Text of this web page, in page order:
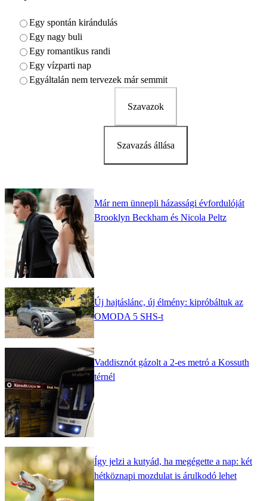
Egy spontán kirándulás
Egy nagy buli
Egy romantikus randi
Egy vízparti nap
Egyáltalán nem tervezek már semmit
Szavazok
Szavazás állása
Már nem ünnepli házassági évfordulóját
Brooklyn Beckham és Nicola Peltz
Új hajtáslánc, új élmény: kipróbáltuk az
OMODA 5 SHS-t
Vaddisznót gázolt a 2-es metró a Kossuth
térnél
Így jelzi a kutyád, ha megégette a nap: két
hétköznapi mozdulat is árulkodó lehet